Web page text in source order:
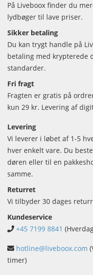
På Liveboox finder du
lydbøger til lave priser.
Sikker betaling
Du kan trygt handle på
betaling med krypterede
standarder.
Fri fragt
Fragten er gratis på
kun 29 kr. Levering af
Levering
Vi leverer i løbet af 1-5
hver enkelt vare. Du
døren eller til en
samme.
Returret
Vi tilbyder 30 dages
Kundeservice
+45 7199 8841
hotline@liveboox.com
timer)